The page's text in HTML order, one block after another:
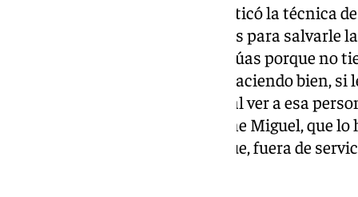
El vigilante de seguridad le practicó la técnica
minutos eternos, pero «cruciales para salvarle
piensas mucho. Realmente, actúas porque no
incertidumbre de si lo estarás haciendo bien, si
debes o no hacerle la RCP. Pero al ver a esa
y lo haces. No lo piensas”, expone Miguel, que
policía nacional en prácticas que, fuera de